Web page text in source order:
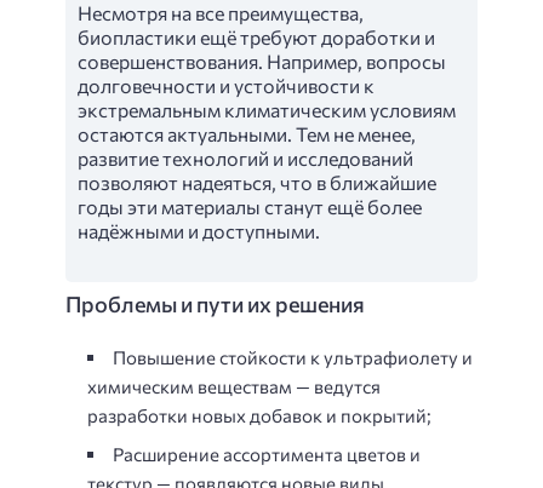
Несмотря на все преимущества,
биопластики ещё требуют доработки и
совершенствования. Например, вопросы
долговечности и устойчивости к
экстремальным климатическим условиям
остаются актуальными. Тем не менее,
развитие технологий и исследований
позволяют надеяться, что в ближайшие
годы эти материалы станут ещё более
надёжными и доступными.
Проблемы и пути их решения
Повышение стойкости к ультрафиолету и
химическим веществам — ведутся
разработки новых добавок и покрытий;
Расширение ассортимента цветов и
текстур — появляются новые виды